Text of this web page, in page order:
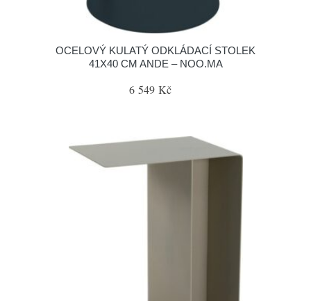
OCELOVÝ KULATÝ ODKLÁDACÍ STOLEK
41X40 CM ANDE – NOO.MA
6 549 Kč